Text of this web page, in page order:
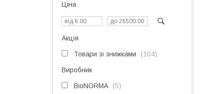
Ціна
Акція
Товари зі знижками 104
Виробник
BioNORMA 5